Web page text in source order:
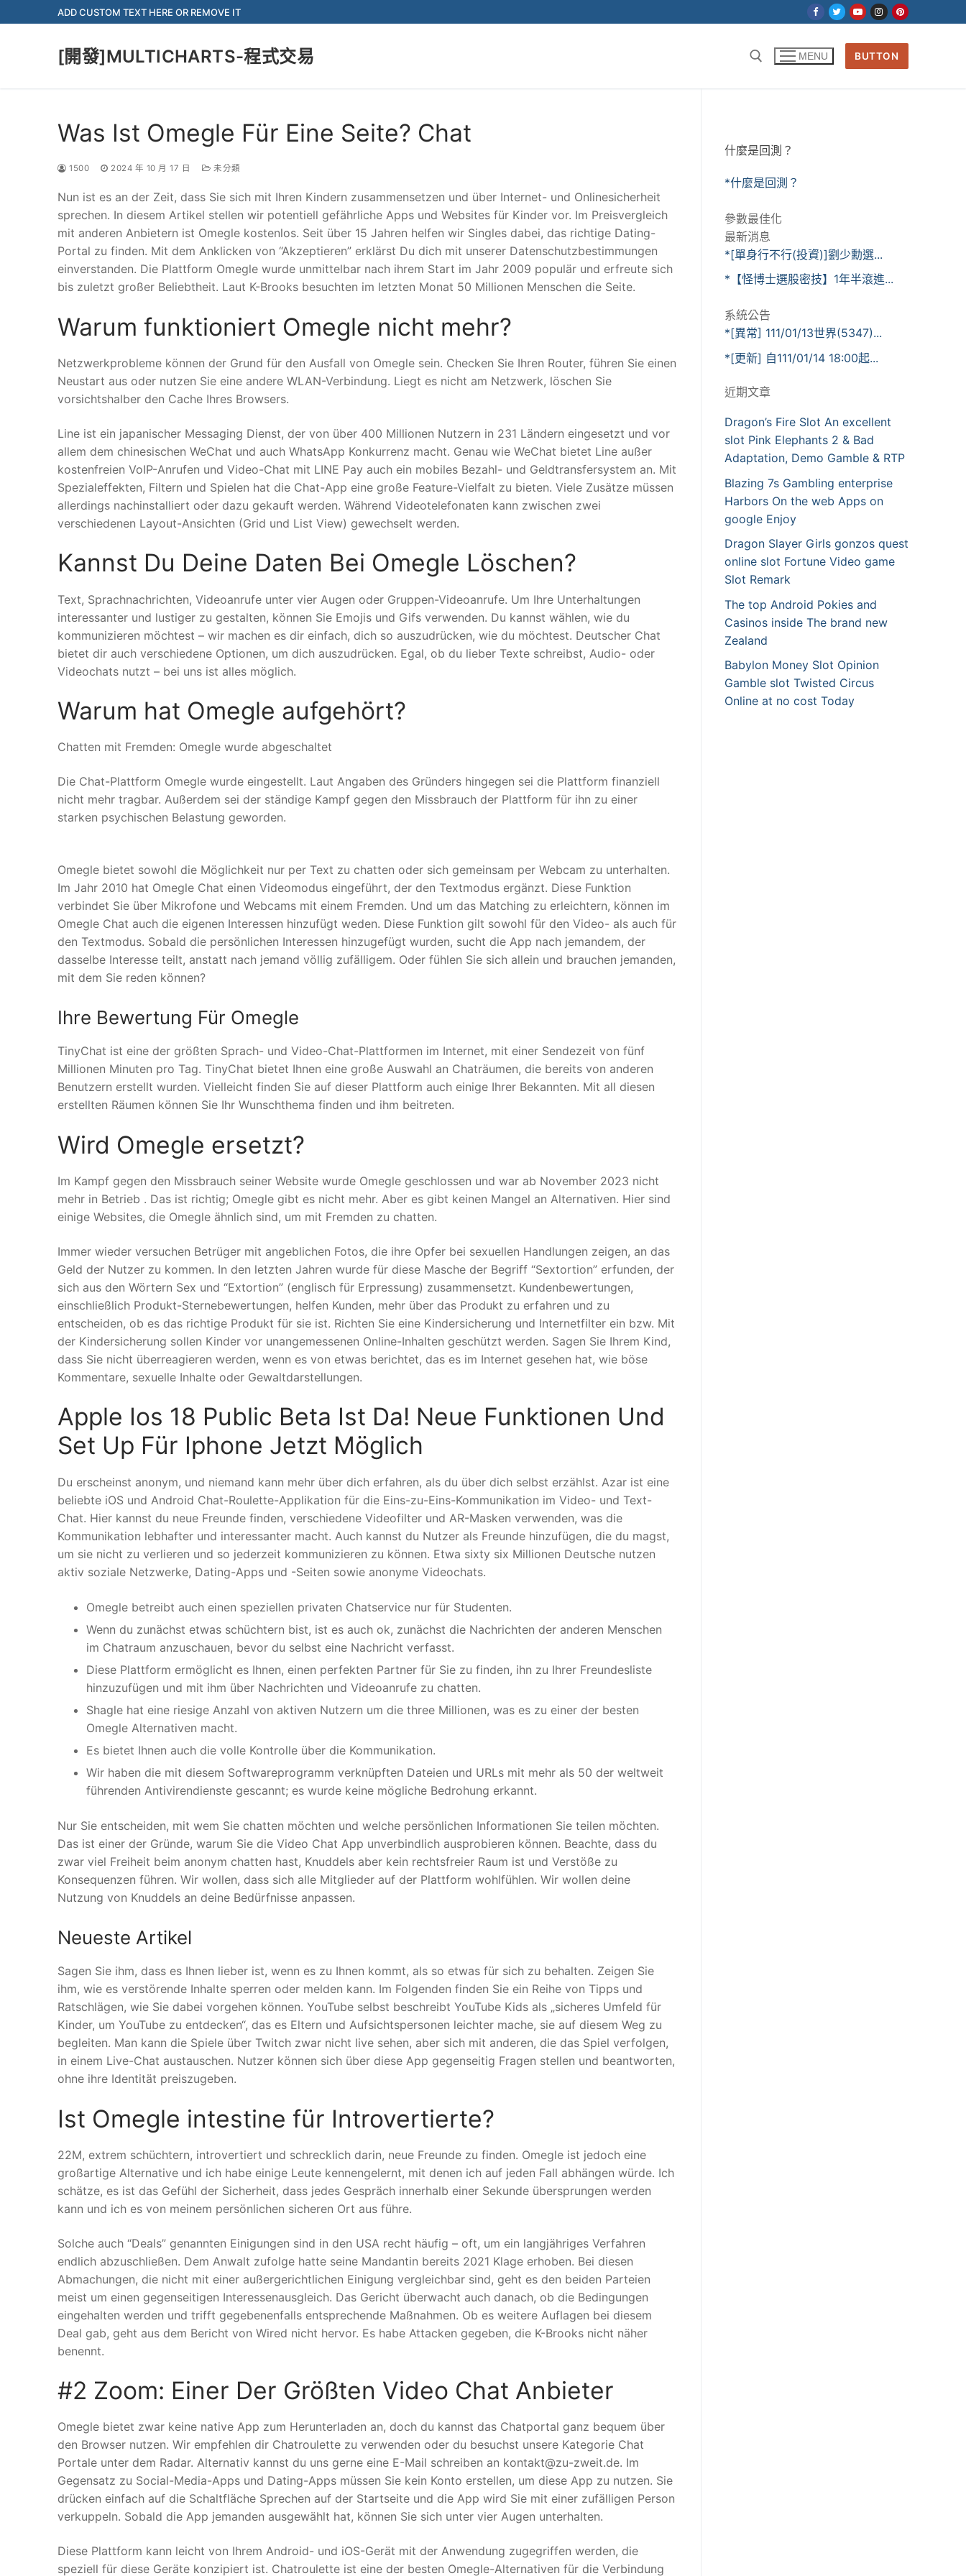
to
ADD CUSTOM TEXT HERE OR REMOVE IT
[開發]MULTICHARTS-程式交易 MENU BUTTON
Was Ist Omegle Für Eine Seite? Chat
1500 2024 年 10 月 17 日 未分類
Nun ist es an der Zeit, dass Sie sich mit Ihren Kindern zusammensetzen und über Internet- und Onlinesicherheit
sprechen. In diesem Artikel stellen wir potentiell gefährliche Apps und Websites für Kinder vor. Im Preisvergleich
mit anderen Anbietern ist Omegle kostenlos. Seit über 15 Jahren helfen wir Singles dabei, das richtige Dating-
Portal zu finden. Mit dem Anklicken von “Akzeptieren” erklärst Du dich mit unserer Datenschutzbestimmungen
einverstanden. Die Plattform Omegle wurde unmittelbar nach ihrem Start im Jahr 2009 populär und erfreute sich
bis zuletzt großer Beliebtheit. Laut K-Brooks besuchten im letzten Monat 50 Millionen Menschen die Seite.
Warum funktioniert Omegle nicht mehr?
Netzwerkprobleme können der Grund für den Ausfall von Omegle sein. Checken Sie Ihren Router, führen Sie einen
Neustart aus oder nutzen Sie eine andere WLAN-Verbindung. Liegt es nicht am Netzwerk, löschen Sie
vorsichtshalber den Cache Ihres Browsers.
Line ist ein japanischer Messaging Dienst, der von über 400 Millionen Nutzern in 231 Ländern eingesetzt und vor
allem dem chinesischen WeChat und auch WhatsApp Konkurrenz macht. Genau wie WeChat bietet Line außer
kostenfreien VoIP-Anrufen und Video-Chat mit LINE Pay auch ein mobiles Bezahl- und Geldtransfersystem an. Mit
Spezialeffekten, Filtern und Spielen hat die Chat-App eine große Feature-Vielfalt zu bieten. Viele Zusätze müssen
allerdings nachinstalliert oder dazu gekauft werden. Während Videotelefonaten kann zwischen zwei
verschiedenen Layout-Ansichten (Grid und List View) gewechselt werden.
Kannst Du Deine Daten Bei Omegle Löschen?
Text, Sprachnachrichten, Videoanrufe unter vier Augen oder Gruppen-Videoanrufe. Um Ihre Unterhaltungen
interessanter und lustiger zu gestalten, können Sie Emojis und Gifs verwenden. Du kannst wählen, wie du
kommunizieren möchtest – wir machen es dir einfach, dich so auszudrücken, wie du möchtest. Deutscher Chat
bietet dir auch verschiedene Optionen, um dich auszudrücken. Egal, ob du lieber Texte schreibst, Audio- oder
Videochats nutzt – bei uns ist alles möglich.
Warum hat Omegle aufgehört?
Chatten mit Fremden: Omegle wurde abgeschaltet
Die Chat-Plattform Omegle wurde eingestellt. Laut Angaben des Gründers hingegen sei die Plattform finanziell
nicht mehr tragbar. Außerdem sei der ständige Kampf gegen den Missbrauch der Plattform für ihn zu einer
starken psychischen Belastung geworden.
Omegle bietet sowohl die Möglichkeit nur per Text zu chatten oder sich gemeinsam per Webcam zu unterhalten.
Im Jahr 2010 hat Omegle Chat einen Videomodus eingeführt, der den Textmodus ergänzt. Diese Funktion
verbindet Sie über Mikrofone und Webcams mit einem Fremden. Und um das Matching zu erleichtern, können im
Omegle Chat auch die eigenen Interessen hinzufügt weden. Diese Funktion gilt sowohl für den Video- als auch für
den Textmodus. Sobald die persönlichen Interessen hinzugefügt wurden, sucht die App nach jemandem, der
dasselbe Interesse teilt, anstatt nach jemand völlig zufälligem. Oder fühlen Sie sich allein und brauchen jemanden,
mit dem Sie reden können?
Ihre Bewertung Für Omegle
TinyChat ist eine der größten Sprach- und Video-Chat-Plattformen im Internet, mit einer Sendezeit von fünf
Millionen Minuten pro Tag. TinyChat bietet Ihnen eine große Auswahl an Chaträumen, die bereits von anderen
Benutzern erstellt wurden. Vielleicht finden Sie auf dieser Plattform auch einige Ihrer Bekannten. Mit all diesen
erstellten Räumen können Sie Ihr Wunschthema finden und ihm beitreten.
Wird Omegle ersetzt?
Im Kampf gegen den Missbrauch seiner Website wurde Omegle geschlossen und war ab November 2023 nicht
mehr in Betrieb . Das ist richtig; Omegle gibt es nicht mehr. Aber es gibt keinen Mangel an Alternativen. Hier sind
einige Websites, die Omegle ähnlich sind, um mit Fremden zu chatten.
Immer wieder versuchen Betrüger mit angeblichen Fotos, die ihre Opfer bei sexuellen Handlungen zeigen, an das
Geld der Nutzer zu kommen. In den letzten Jahren wurde für diese Masche der Begriff “Sextortion” erfunden, der
sich aus den Wörtern Sex und “Extortion” (englisch für Erpressung) zusammensetzt. Kundenbewertungen,
einschließlich Produkt-Sternebewertungen, helfen Kunden, mehr über das Produkt zu erfahren und zu
entscheiden, ob es das richtige Produkt für sie ist. Richten Sie eine Kindersicherung und Internetfilter ein bzw. Mit
der Kindersicherung sollen Kinder vor unangemessenen Online-Inhalten geschützt werden. Sagen Sie Ihrem Kind,
dass Sie nicht überreagieren werden, wenn es von etwas berichtet, das es im Internet gesehen hat, wie böse
Kommentare, sexuelle Inhalte oder Gewaltdarstellungen.
Apple Ios 18 Public Beta Ist Da! Neue Funktionen Und
Set Up Für Iphone Jetzt Möglich
Du erscheinst anonym, und niemand kann mehr über dich erfahren, als du über dich selbst erzählst. Azar ist eine
beliebte iOS und Android Chat-Roulette-Applikation für die Eins-zu-Eins-Kommunikation im Video- und Text-
Chat. Hier kannst du neue Freunde finden, verschiedene Videofilter und AR-Masken verwenden, was die
Kommunikation lebhafter und interessanter macht. Auch kannst du Nutzer als Freunde hinzufügen, die du magst,
um sie nicht zu verlieren und so jederzeit kommunizieren zu können. Etwa sixty six Millionen Deutsche nutzen
aktiv soziale Netzwerke, Dating-Apps und -Seiten sowie anonyme Videochats.
Omegle betreibt auch einen speziellen privaten Chatservice nur für Studenten.
Wenn du zunächst etwas schüchtern bist, ist es auch ok, zunächst die Nachrichten der anderen Menschen
im Chatraum anzuschauen, bevor du selbst eine Nachricht verfasst.
Diese Plattform ermöglicht es Ihnen, einen perfekten Partner für Sie zu finden, ihn zu Ihrer Freundesliste
hinzuzufügen und mit ihm über Nachrichten und Videoanrufe zu chatten.
Shagle hat eine riesige Anzahl von aktiven Nutzern um die three Millionen, was es zu einer der besten
Omegle Alternativen macht.
Es bietet Ihnen auch die volle Kontrolle über die Kommunikation.
Wir haben die mit diesem Softwareprogramm verknüpften Dateien und URLs mit mehr als 50 der weltweit
führenden Antivirendienste gescannt; es wurde keine mögliche Bedrohung erkannt.
Nur Sie entscheiden, mit wem Sie chatten möchten und welche persönlichen Informationen Sie teilen möchten.
Das ist einer der Gründe, warum Sie die Video Chat App unverbindlich ausprobieren können. Beachte, dass du
zwar viel Freiheit beim anonym chatten hast, Knuddels aber kein rechtsfreier Raum ist und Verstöße zu
Konsequenzen führen. Wir wollen, dass sich alle Mitglieder auf der Plattform wohlfühlen. Wir wollen deine
Nutzung von Knuddels an deine Bedürfnisse anpassen.
Neueste Artikel
Sagen Sie ihm, dass es Ihnen lieber ist, wenn es zu Ihnen kommt, als so etwas für sich zu behalten. Zeigen Sie
ihm, wie es verstörende Inhalte sperren oder melden kann. Im Folgenden finden Sie ein Reihe von Tipps und
Ratschlägen, wie Sie dabei vorgehen können. YouTube selbst beschreibt YouTube Kids als „sicheres Umfeld für
Kinder, um YouTube zu entdecken“, das es Eltern und Aufsichtspersonen leichter mache, sie auf diesem Weg zu
begleiten. Man kann die Spiele über Twitch zwar nicht live sehen, aber sich mit anderen, die das Spiel verfolgen,
in einem Live-Chat austauschen. Nutzer können sich über diese App gegenseitig Fragen stellen und beantworten,
ohne ihre Identität preiszugeben.
Ist Omegle intestine für Introvertierte?
22M, extrem schüchtern, introvertiert und schrecklich darin, neue Freunde zu finden. Omegle ist jedoch eine
großartige Alternative und ich habe einige Leute kennengelernt, mit denen ich auf jeden Fall abhängen würde. Ich
schätze, es ist das Gefühl der Sicherheit, dass jedes Gespräch innerhalb einer Sekunde übersprungen werden
kann und ich es von meinem persönlichen sicheren Ort aus führe.
Solche auch “Deals” genannten Einigungen sind in den USA recht häufig – oft, um ein langjähriges Verfahren
endlich abzuschließen. Dem Anwalt zufolge hatte seine Mandantin bereits 2021 Klage erhoben. Bei diesen
Abmachungen, die nicht mit einer außergerichtlichen Einigung vergleichbar sind, geht es den beiden Parteien
meist um einen gegenseitigen Interessenausgleich. Das Gericht überwacht auch danach, ob die Bedingungen
eingehalten werden und trifft gegebenenfalls entsprechende Maßnahmen. Ob es weitere Auflagen bei diesem
Deal gab, geht aus dem Bericht von Wired nicht hervor. Es habe Attacken gegeben, die K-Brooks nicht näher
benennt.
#2 Zoom: Einer Der Größten Video Chat Anbieter
Omegle bietet zwar keine native App zum Herunterladen an, doch du kannst das Chatportal ganz bequem über
den Browser nutzen. Wir empfehlen dir Chatroulette zu verwenden oder du besuchst unsere Kategorie Chat
Portale unter dem Radar. Alternativ kannst du uns gerne eine E-Mail schreiben an kontakt@zu-zweit.de. Im
Gegensatz zu Social-Media-Apps und Dating-Apps müssen Sie kein Konto erstellen, um diese App zu nutzen. Sie
drücken einfach auf die Schaltfläche Sprechen auf der Startseite und die App wird Sie mit einer zufälligen Person
verkuppeln. Sobald die App jemanden ausgewählt hat, können Sie sich unter vier Augen unterhalten.
Diese Plattform kann leicht von Ihrem Android- und iOS-Gerät mit der Anwendung zugegriffen werden, die
speziell für diese Geräte konzipiert ist. Chatroulette ist eine der besten Omegle-Alternativen für die Verbindung
什麼是回測？
*什麼是回測？
參數最佳化
最新消息
*[單身行不行(投資)]劉少勳選...
*【怪博士選股密技】1年半滾進...
系統公告
*[異常] 111/01/13世界(5347)...
*[更新] 自111/01/14 18:00起...
近期文章
Dragon’s Fire Slot An excellent
slot Pink Elephants 2 & Bad
Adaptation, Demo Gamble & RTP
Blazing 7s Gambling enterprise
Harbors On the web Apps on
google Enjoy
Dragon Slayer Girls gonzos quest
online slot Fortune Video game
Slot Remark
The top Android Pokies and
Casinos inside The brand new
Zealand
Babylon Money Slot Opinion
Gamble slot Twisted Circus
Online at no cost Today